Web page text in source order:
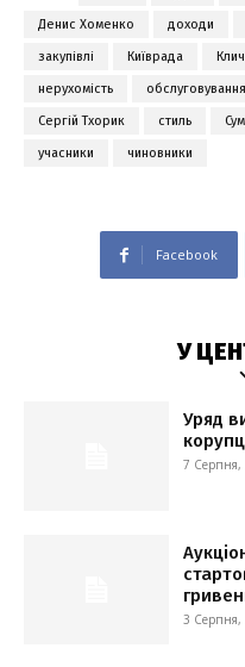
Денис Хоменко доходи
закупівлі Київрада
нерухомість обслуговування
Сергій Тхорик стиль
учасники чиновники
Facebook
У
Уряд
7 Серпня,
3 Серпня,